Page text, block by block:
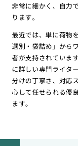
非常に細かく、自力
ります。
最近では、単に荷物
選別・袋詰め」から
者が支持されていま
に詳しい専門ライタ
分けの丁寧さ、対応
心して任せられる優
ます。